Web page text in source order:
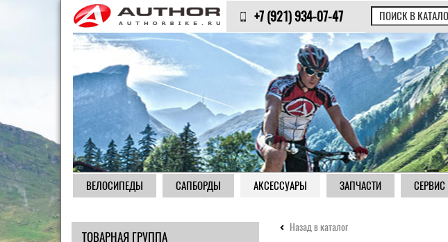
+7 (921) 934-07-47
ВЕЛОСИПЕДЫ САПБОРДЫ АКСЕССУАРЫ ЗАПЧАСТИ СЕРВИС
Назад в каталог
ТОВАРНАЯ ГРУППА